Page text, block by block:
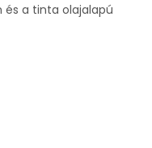
és a tinta olajalapú